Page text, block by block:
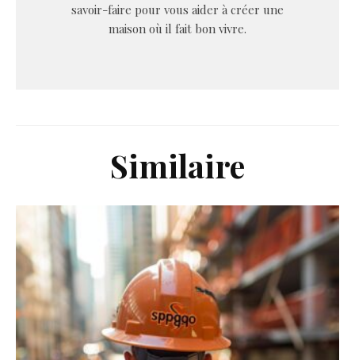
savoir-faire pour vous aider à créer une
maison où il fait bon vivre.
Similaire